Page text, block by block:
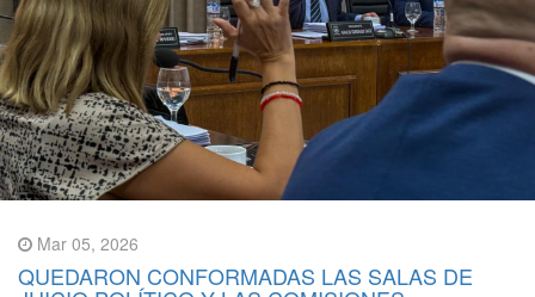
Mar 05, 2026
QUEDARON CONFORMADAS LAS SALAS DE